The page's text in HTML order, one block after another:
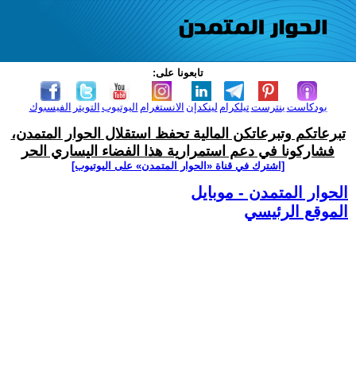
تابعونا على:
الفيسبوك التويتر اليوتيوب الانستغرام لينكدإن تيلكرامبنترست بودكاست
تبرعاتكم وتبرعاتكن المالية تحفظ استقلال الحوار المتمدن،
فشاركونا في دعم استمرارية هذا الفضاء اليساري الحر
[اشترك في قناة ‫«الحوار المتمدن» على اليوتيوب]
الحوار المتمدن - موبايل
الموقع الرئيسي